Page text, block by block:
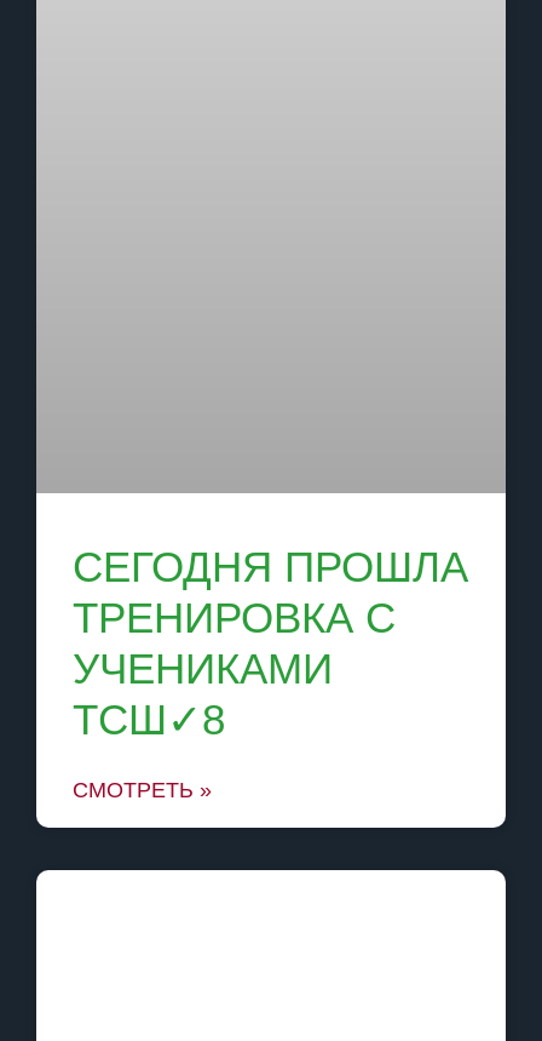
СЕГОДНЯ ПРОШЛА
ТРЕНИРОВКА С
УЧЕНИКАМИ
ТСШ✓8
СМОТРЕТЬ »